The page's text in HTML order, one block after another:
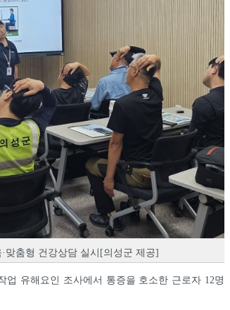
맞춤형 건강상담 실시[의성군 제공]
업 유해요인 조사에서 통증을 호소한 근로자 12명